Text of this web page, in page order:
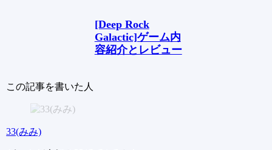
[Deep Rock
Galactic]ゲーム内
容紹介とレビュー
この記事を書いた人
33(みみ)